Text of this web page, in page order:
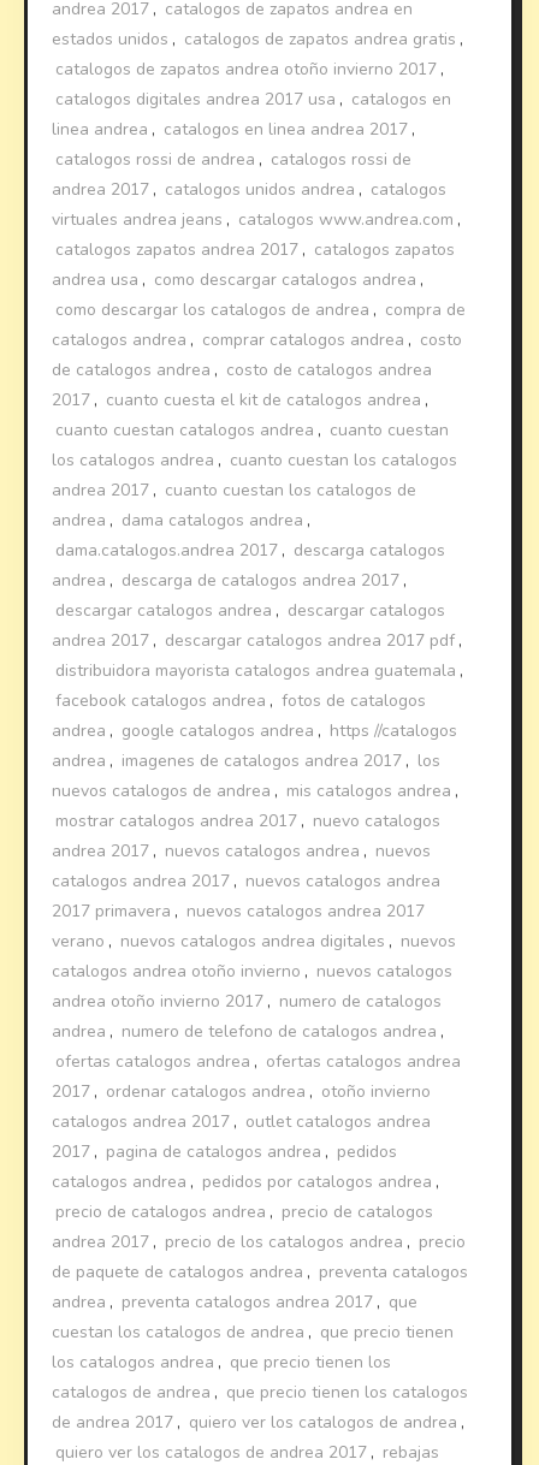
andrea 2017 , catalogos de zapatos andrea en
estados unidos , catalogos de zapatos andrea gratis ,
catalogos de zapatos andrea otoño invierno 2017 ,
catalogos digitales andrea 2017 usa , catalogos en
linea andrea , catalogos en linea andrea 2017 ,
catalogos rossi de andrea , catalogos rossi de
andrea 2017 , catalogos unidos andrea , catalogos
virtuales andrea jeans , catalogos www.andrea.com ,
catalogos zapatos andrea 2017 , catalogos zapatos
andrea usa , como descargar catalogos andrea ,
como descargar los catalogos de andrea , compra de
catalogos andrea , comprar catalogos andrea , costo
de catalogos andrea , costo de catalogos andrea
2017 , cuanto cuesta el kit de catalogos andrea ,
cuanto cuestan catalogos andrea , cuanto cuestan
los catalogos andrea , cuanto cuestan los catalogos
andrea 2017 , cuanto cuestan los catalogos de
andrea , dama catalogos andrea ,
dama.catalogos.andrea 2017 , descarga catalogos
andrea , descarga de catalogos andrea 2017 ,
descargar catalogos andrea , descargar catalogos
andrea 2017 , descargar catalogos andrea 2017 pdf ,
distribuidora mayorista catalogos andrea guatemala ,
facebook catalogos andrea , fotos de catalogos
andrea , google catalogos andrea , https //catalogos
andrea , imagenes de catalogos andrea 2017 , los
nuevos catalogos de andrea , mis catalogos andrea ,
mostrar catalogos andrea 2017 , nuevo catalogos
andrea 2017 , nuevos catalogos andrea , nuevos
catalogos andrea 2017 , nuevos catalogos andrea
2017 primavera , nuevos catalogos andrea 2017
verano , nuevos catalogos andrea digitales , nuevos
catalogos andrea otoño invierno , nuevos catalogos
andrea otoño invierno 2017 , numero de catalogos
andrea , numero de telefono de catalogos andrea ,
ofertas catalogos andrea , ofertas catalogos andrea
2017 , ordenar catalogos andrea , otoño invierno
catalogos andrea 2017 , outlet catalogos andrea
2017 , pagina de catalogos andrea , pedidos
catalogos andrea , pedidos por catalogos andrea ,
precio de catalogos andrea , precio de catalogos
andrea 2017 , precio de los catalogos andrea , precio
de paquete de catalogos andrea , preventa catalogos
andrea , preventa catalogos andrea 2017 , que
cuestan los catalogos de andrea , que precio tienen
los catalogos andrea , que precio tienen los
catalogos de andrea , que precio tienen los catalogos
de andrea 2017 , quiero ver los catalogos de andrea ,
quiero ver los catalogos de andrea 2017 , rebajas